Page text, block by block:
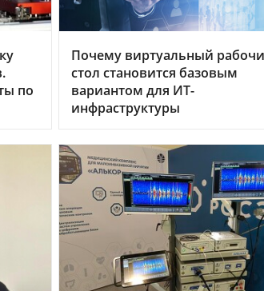
по
Почему виртуальный
стол становится базовым
вариантом для ИТ-
инфраструктуры